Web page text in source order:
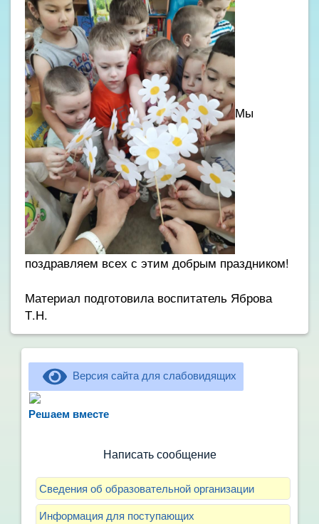
Мы
поздравляем всех с этим добрым праздником!
Материал подготовила воспитатель Яброва
Т.Н.
Версия сайта для слабовидящих
Решаем вместерассказать о воспитателях? Знаете, как
Написать сообщение
Сведения об образовательной организации
Информация для поступающих